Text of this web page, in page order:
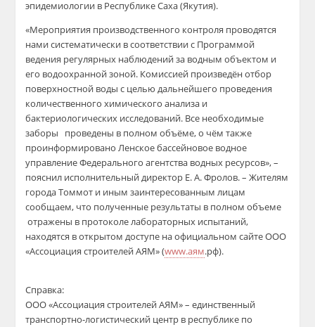
эпидемиологии в Республике Саха (Якутия).
«Мероприятия производственного контроля проводятся
нами систематически в соответствии с Программой
ведения регулярных наблюдений за водным объектом и
его водоохраннойзоной. Комиссией произведён отбор
поверхностной воды с целью дальнейшего проведения
количественного химического анализа и
бактериологических исследований. Все необходимые
заборы проведены в полном объёме, о чём также
проинформировано Ленское бассейновое водное
управление Федерального агентства водных ресурсов»,–
пояснил исполнительный директор Е. А. Фролов.–Жителям
города Томмот и иным заинтересованным лицам
сообщаем, что полученные результаты в полном объеме
отражены в протоколе лабораторных испытаний,
находятся в открытом доступе на официальном сайте ООО
«Ассоциация строителей АЯМ»(www.аям.рф).
Справка:
ООО «Ассоциация строителей АЯМ» – единственный
транспортно-логистический центр в республике по